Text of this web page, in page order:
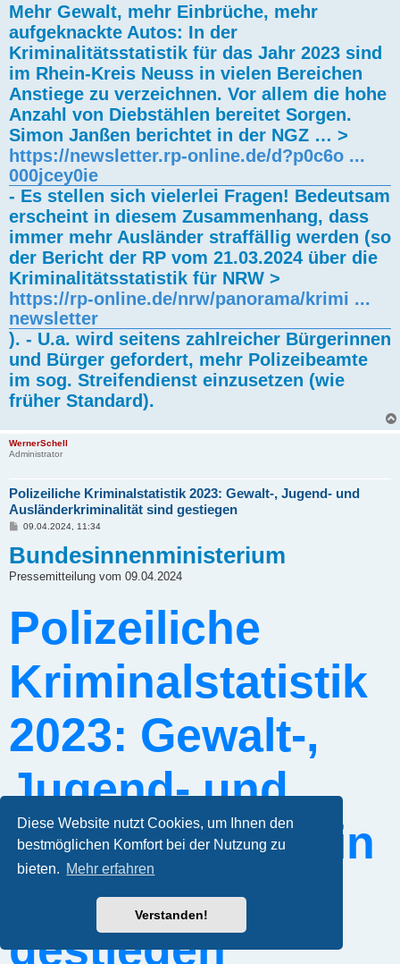
Diese Website nutzt Cookies, um Ihnen den
bestmöglichen Komfort bei der Nutzung zu
bieten. Mehr erfahren
Verstanden!
i
t
r
a
g
Mehr Gewalt, mehr Einbrüche, mehr
aufgeknackte Autos: In der
Kriminalitätsstatistik für das Jahr 2023 sind
im Rhein-Kreis Neuss in vielen Bereichen
Anstiege zu verzeichnen. Vor allem die hohe
Anzahl von Diebstählen bereitet Sorgen.
Simon Janßen berichtet in der NGZ … >
https://newsletter.rp-online.de/d?p0c6o ...
000jcey0ie
- Es stellen sich vielerlei Fragen! Bedeutsam
erscheint in diesem Zusammenhang, dass
immer mehr Ausländer straffällig werden (so
der Bericht der RP vom 21.03.2024 über die
Kriminalitätsstatistik für NRW >
https://rp-online.de/nrw/panorama/krimi ...
newsletter
). - U.a. wird seitens zahlreicher Bürgerinnen
und Bürger gefordert, mehr Polizeibeamte
im sog. Streifendienst einzusetzen (wie
früher Standard).
WernerSchell
Administrator
Polizeiliche Kriminalstatistik 2023: Gewalt-, Jugend- und
Ausländerkriminalität sind gestiegen
B
i
t
a
09.04.2024, 11:34
Bundesinnenministerium
Pressemitteilung vom 09.04.2024
Polizeiliche
Kriminalstatistik
2023: Gewalt-,
Jugend- und
Ausländerkrimin
alität sind
gestiegen